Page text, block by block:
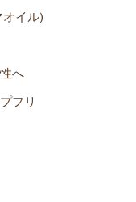
イル)
へ
フリ